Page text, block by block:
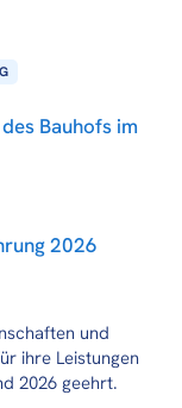
Bauhofs im
2026
und
ihre Leistungen
2026 geehrt.